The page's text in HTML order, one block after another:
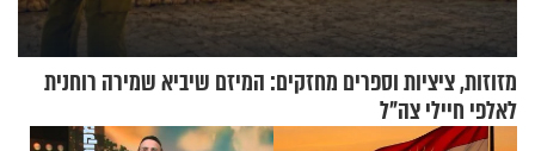
מזוזות, ציציות וספרים מחזקים: המיזם שיביא שמירה רוחנית
לאלפי חיילי צה"ל